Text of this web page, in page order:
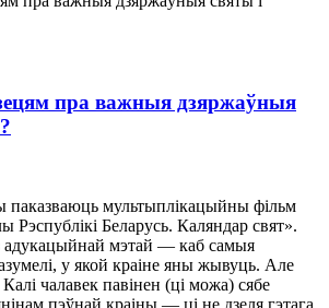
пра важныя дзяржаўныя
паказваюць мультыплікацыйны фільм
Рэспублікі Беларусь. Каляндар свят».
адукацыйнай мэтай — каб самыя
у якой краіне яны жывуць. Але
чалавек павінен (ці можа) сябе
пэўнай краіны — ці не дзеля гэтага